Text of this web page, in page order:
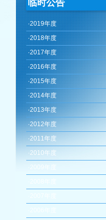
临时公告
·2019年度
·2018年度
·2017年度
·2016年度
·2015年度
·2014年度
·2013年度
·2012年度
·2011年度
·2010年度
2009年度